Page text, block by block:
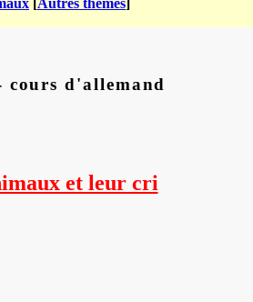
[Autres thèmes]
d'allemand
et leur cri